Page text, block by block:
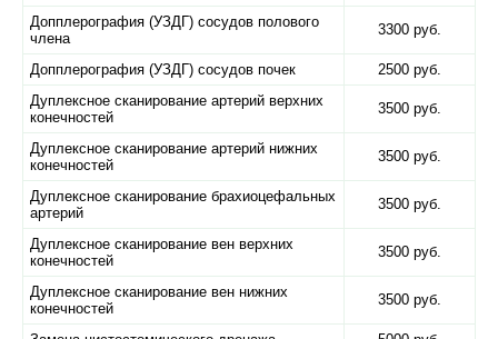
Допплерография (УЗДГ) сосудов полового
члена
3300 руб.
Допплерография (УЗДГ) сосудов почек
2500 руб.
Дуплексное сканирование артерий верхних
конечностей
3500 руб.
Дуплексное сканирование артерий нижних
конечностей
3500 руб.
Дуплексное сканирование брахиоцефальных
артерий
3500 руб.
Дуплексное сканирование вен верхних
конечностей
3500 руб.
Дуплексное сканирование вен нижних
конечностей
3500 руб.